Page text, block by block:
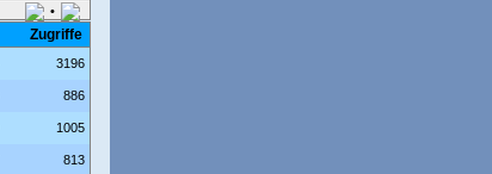
•
Zugriffe
3196
886
1005
813